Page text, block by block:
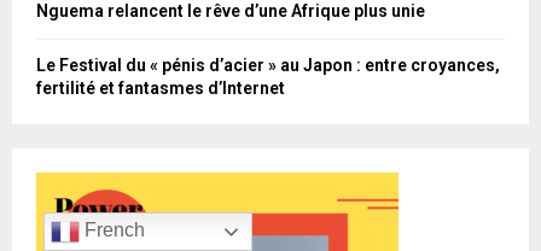
Nguema relancent le rêve d’une Afrique plus unie
Le Festival du « pénis d’acier » au Japon : entre croyances,
fertilité et fantasmes d’Internet
French